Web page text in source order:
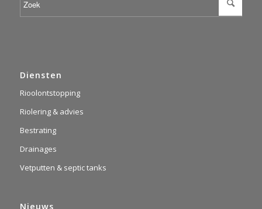
Diensten
Rioolontstopping
Riolering & advies
Bestrating
Drainages
Vetputten & septic tanks
Nieuws